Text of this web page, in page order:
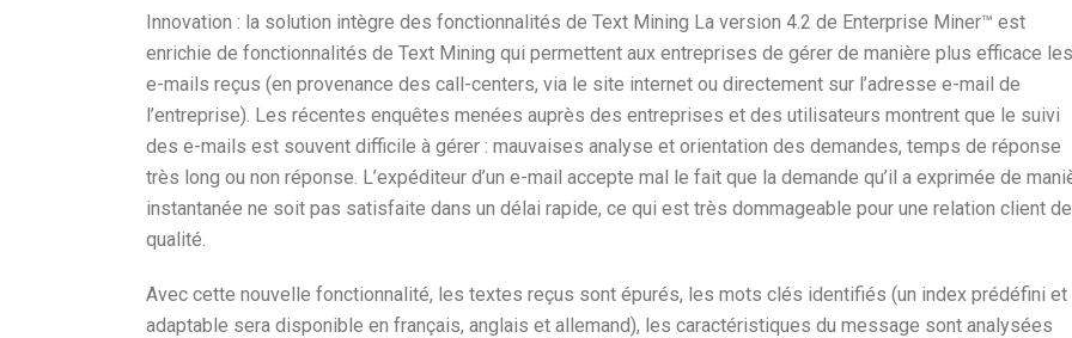
Innovation : la solution intègre des fonctionnalités de Text Mining La version 4.2 de Enterprise Miner™ est
enrichie de fonctionnalités de Text Mining qui permettent aux entreprises de gérer de manière plus efficace les
e-mails reçus (en provenance des call-centers, via le site internet ou directement sur l’adresse e-mail de
l’entreprise). Les récentes enquêtes menées auprès des entreprises et des utilisateurs montrent que le suivi
des e-mails est souvent difficile à gérer : mauvaises analyse et orientation des demandes, temps de réponse
très long ou non réponse. L’expéditeur d’un e-mail accepte mal le fait que la demande qu’il a exprimée de
instantanée ne soit pas satisfaite dans un délai rapide, ce qui est très dommageable pour une relation client de
qualité.
Avec cette nouvelle fonctionnalité, les textes reçus sont épurés, les mots clés identifiés (un index prédéfini et
adaptable sera disponible en français, anglais et allemand), les caractéristiques du message sont analysées